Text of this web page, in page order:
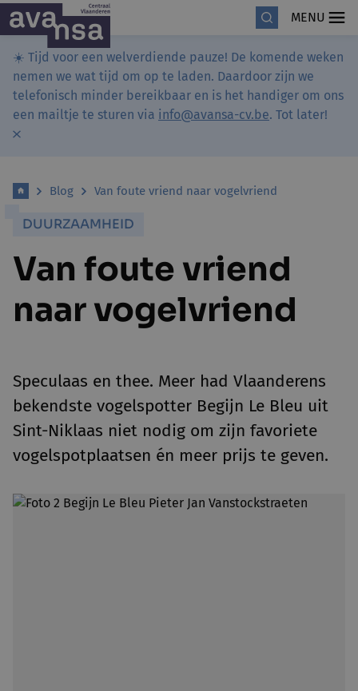
MENU
☀️ Tijd voor een welverdiende pauze! De komende weken
nemen we wat tijd om op te laden. Daardoor zijn we
telefonisch minder bereikbaar en is het handiger om ons
een mailtje te sturen via info@avansa-cv.be. Tot later!
Blog Van foute vriend naar vogelvriend
DUURZAAMHEID
Van foute vriend
naar vogelvriend
Speculaas en thee. Meer had Vlaanderens
bekendste vogelspotter Begijn Le Bleu uit
Sint-Niklaas niet nodig om zijn favoriete
vogelspotplaatsen én meer prijs te geven.